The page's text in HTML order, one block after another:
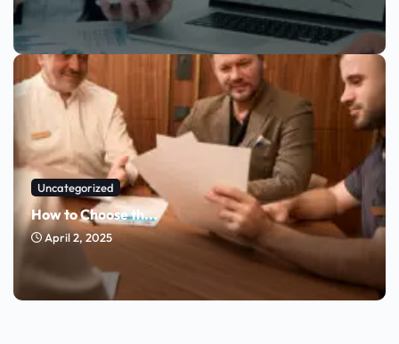
Uncategorized
How to Choose th...
April 2, 2025